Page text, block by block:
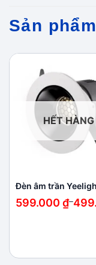
Sản
HẾT HÀNG
Đèn âm trần
–
599.000 ₫
Khoảng
giá: